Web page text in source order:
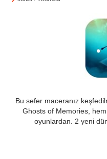
Bu sefer maceranız
Ghosts of Memories,
oyunlardan. 2 yeni